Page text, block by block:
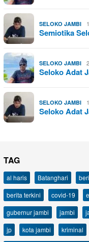
SELOKO JAMBI
Semiotika
SELOKO JAMBI
Seloko Adat
SELOKO JAMBI
Seloko Adat
TAG
al haris Batanghari
berita terkini
covid-19
gubernur jambi
jambi
jp
kota jambi kriminal